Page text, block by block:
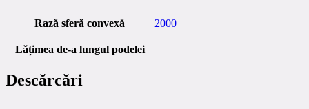
Rază sferă convexă 2000
Lățimea de-a lungul podelei
Descărcări